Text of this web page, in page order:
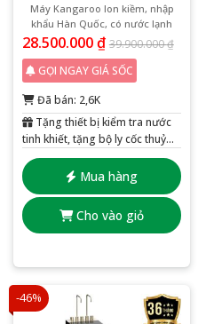
Máy Kangaroo Ion kiềm, nhập
khẩu Hàn Quốc, có nước lạnh
28.500.000₫ 39.900.000₫
Mua hàng
Cho vào giỏ
GỌI NGAY GIÁ SỐC
Đã bán: 2,6K
Tặng thiết bị kiểm tra nước
tinh khiết, tặng bộ ly cốc thuỷ
tinh 6 chiếc
-46%